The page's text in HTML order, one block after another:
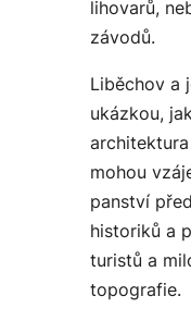
lihovarů,
závodů.
Liběchov a
ukázkou,
mohou
panství
historiků a
turistů a
topografie.